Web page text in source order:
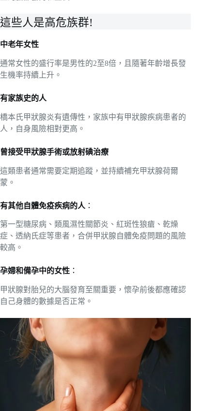
這些人是高危族群!
中老年女性
通常女性的盛行率是男性的2至8倍，且隨著年齡增長發
生機率持續上升。
有家族史的人
橋本氏甲狀腺炎有遺傳性，家族中有甲狀腺疾病患者的
人，自身風險相對更高。
曾接受甲狀腺手術或放射碘治療
這類患者通常需要定期追蹤，並持續補充甲狀腺荷爾
蒙。
有其他自體免疫疾病的人 ：
第一型糖尿病、類風濕性關節炎、紅斑性狼瘡、乾燥
症、透納氏症等患者，合併甲狀腺自體免疫問題的風險
較高。
孕婦和備孕中的女性 ：
甲狀腺對胎兒的大腦發育至關重要，懷孕前後都應確認
自己身體的數據是否正常。